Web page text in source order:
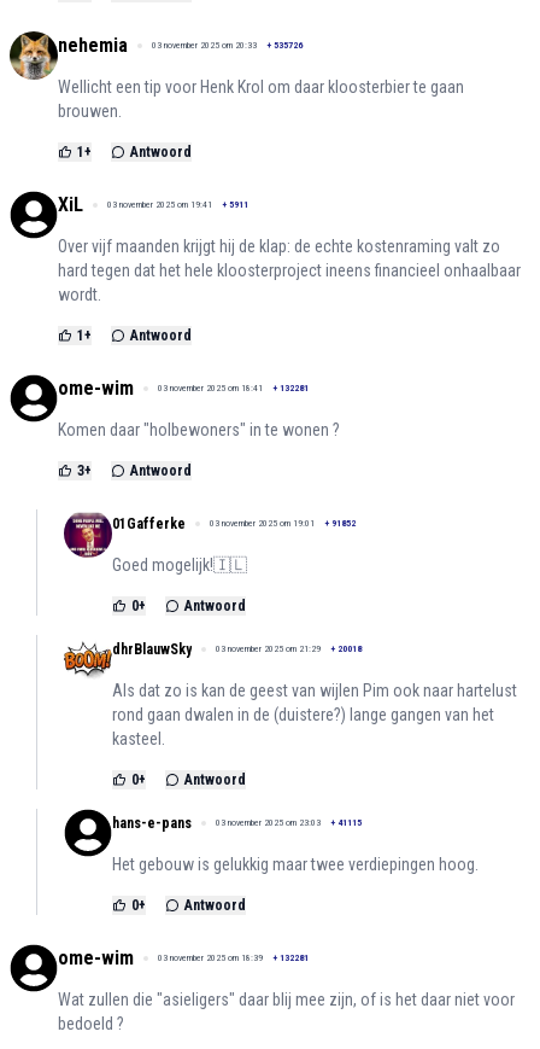
nehemia 03 november 2025 om 20:33 + 535726
Wellicht een tip voor Henk Krol om daar kloosterbier te gaan
brouwen.
1 + Antwoord
XiL 03 november 2025 om 19:41 + 5911
Over vijf maanden krijgt hij de klap: de echte kostenraming valt zo
hard tegen dat het hele kloosterproject ineens financieel onhaalbaar
wordt.
1 + Antwoord
ome-wim 03 november 2025 om 18:41 + 132281
Komen daar "holbewoners" in te wonen ?
3+ Antwoord
01Gafferke 03 november 2025 om 19:01 + 91852
Goed mogelijk!🇮🇱
0+ Antwoord
dhrBlauwSky 03 november 2025 om 21:29 + 20018
Als dat zo is kan de geest van wijlen Pim ook naar hartelust
rond gaan dwalen in de (duistere?) lange gangen van het
kasteel.
0+ Antwoord
hans-e-pans 03 november 2025 om 23:03 + 41115
Het gebouw is gelukkig maar twee verdiepingen hoog.
0+ Antwoord
ome-wim 03 november 2025 om 18:39 + 132281
Wat zullen die "asieligers" daar blij mee zijn, of is het daar niet voor
bedoeld ?